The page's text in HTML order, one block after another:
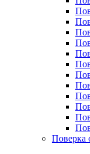
Поверка